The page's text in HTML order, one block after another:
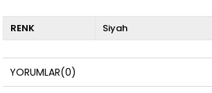
RENK Siyah
YORUMLAR(0)